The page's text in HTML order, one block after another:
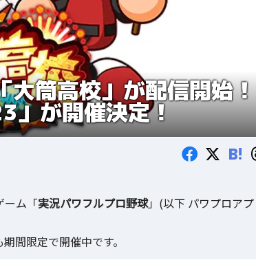
大筒高校」が配信開始！
」が開催決定！
B!
ーム「実況パワフルプロ野球」(以下 パワプロアプ
間限定で開催中です。